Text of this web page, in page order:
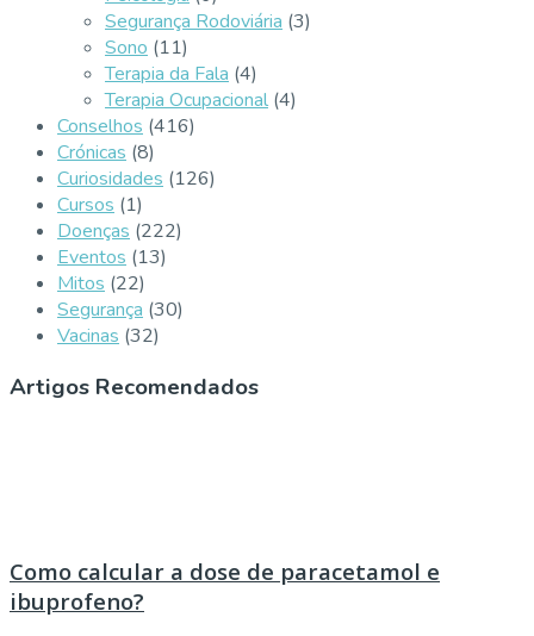
Segurança Rodoviária (3)
Sono (11)
Terapia da Fala (4)
Terapia Ocupacional (4)
Conselhos (416)
Crónicas (8)
Curiosidades (126)
Cursos (1)
Doenças (222)
Eventos (13)
Mitos (22)
Segurança (30)
Vacinas (32)
Artigos Recomendados
Como calcular a dose de paracetamol e
ibuprofeno?